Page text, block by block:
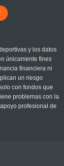
y los datos
únicamente fines
financiera ni
un riesgo
con fondos que
problemas con la
profesional de